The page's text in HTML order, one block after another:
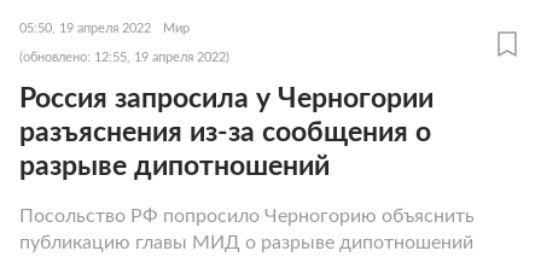
05:50, 19 апреля 2022 Мир
(обновлено: 12:55, 19 апреля 2022)
Россия запросила у Черногории
разъяснения из-за сообщения о
разрыве дипотношений
Посольство РФ попросило Черногорию объяснить
публикацию главы МИД о разрыве дипотношений